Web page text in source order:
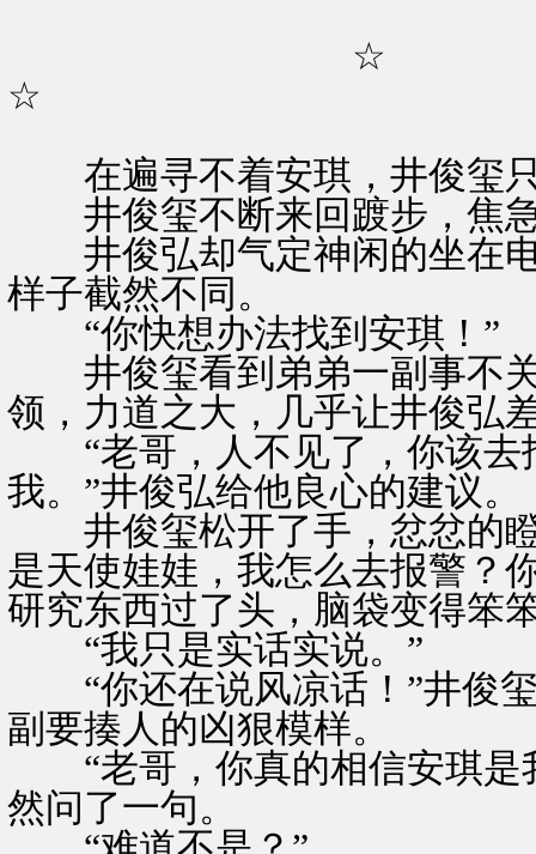
☆
☆
在遍寻不着安琪，井俊玺
井俊玺不断来回踱步，焦
井俊弘却气定神闲的坐在电
样子截然不同。
“你快想办法找到安琪！”
井俊玺看到弟弟一副事不关
领，力道之大，几乎让井俊弘
“老哥，人不见了，你该去
我。”井俊弘给他良心的建议。
井俊玺松开了手，忿忿的瞪
是天使娃娃，我怎么去报警？
研究东西过了头，脑袋变得笨
“我只是实话实说。”
“你还在说风凉话！”井俊玺
副要揍人的凶狠模样。
“老哥，你真的相信安琪是
然问了一句。